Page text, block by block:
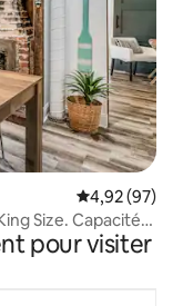
Évaluation
4,92 (97)
Size. Capacité
pour visiter